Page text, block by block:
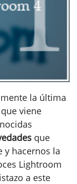
la última
viene
que
y hacernos la
Lightroom
a este